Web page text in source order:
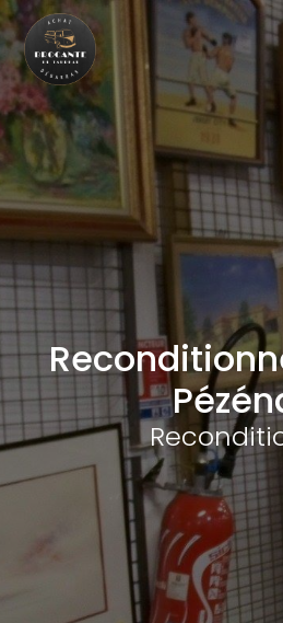
Panneau de gestion des cookies